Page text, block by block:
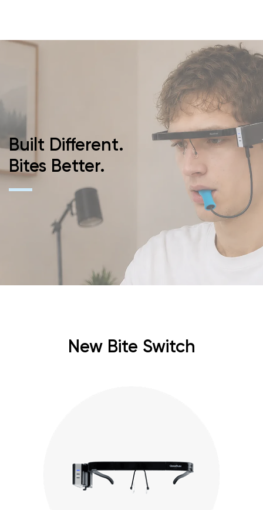
Built Different.
Bites Better.
New Bite Switch